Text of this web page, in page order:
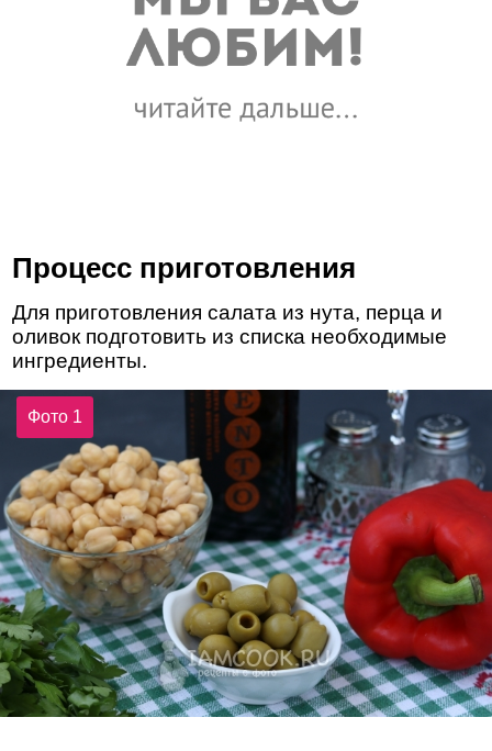
Процесс приготовления
Для приготовления салата из нута, перца и
оливок подготовить из списка необходимые
ингредиенты.
Фото 1